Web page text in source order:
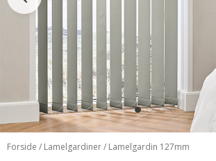
Forside / Lamelgardiner/ Lamelgardin 127mm